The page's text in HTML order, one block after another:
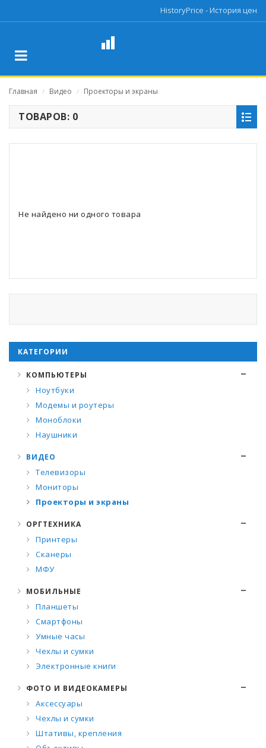
HistoryPrice - История цен
Главная / Видео / Проекторы и экраны
ТОВАРОВ: 0
Не найдено ни одного товара
КАТЕГОРИИ
КОМПЬЮТЕРЫ
Ноутбуки
Модемы и роутеры
Моноблоки
Наушники
ВИДЕО
Телевизоры
Мониторы
Проекторы и экраны
ОРГТЕХНИКА
Принтеры
Сканеры
МФУ
МОБИЛЬНЫЕ
Планшеты
Смартфоны
Умные часы
Чехлы и сумки
Электронные книги
ФОТО И ВИДЕОКАМЕРЫ
Аксессуары
Чехлы и сумки
Штативы, крепления